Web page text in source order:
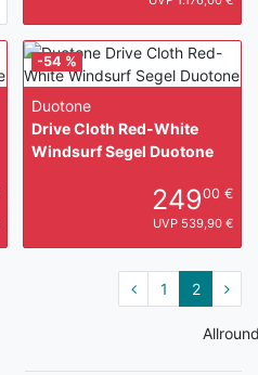
Duotone
Drive Cloth Red-White
Windsurf Segel Duotone
24900 €
UVP 539,90 €
-54 %
1 2